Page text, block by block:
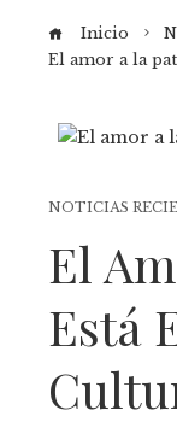
Inicio
El amor a la
NOTICIAS
El
Está